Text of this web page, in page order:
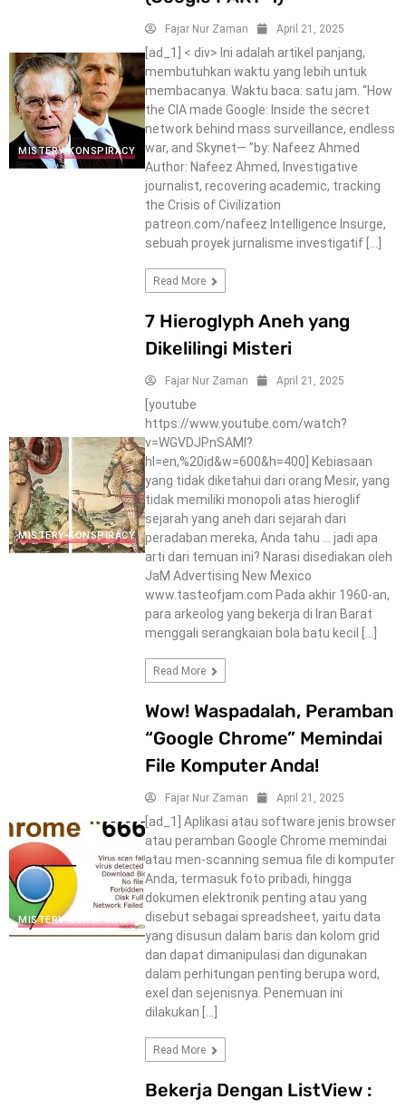
MISTERY-KONSPIRACY
Fajar Nur Zaman April 21, 2025
[ad_1] < div> Ini adalah artikel panjang,
membutuhkan waktu yang lebih untuk
membacanya. Waktu baca: satu jam. “How
the CIA made Google: Inside the secret
network behind mass surveillance, endless
war, and Skynet— ”by: Nafeez Ahmed
Author: Nafeez Ahmed, Investigative
journalist, recovering academic, tracking
the Crisis of Civilization
patreon.com/nafeez Intelligence Insurge,
sebuah proyek jurnalisme investigatif […]
Read More
MISTERY-KONSPIRACY
7 Hieroglyph Aneh yang
Dikelilingi Misteri
Fajar Nur Zaman April 21, 2025
[youtube
https://www.youtube.com/watch?
v=WGVDJPnSAMI?
hl=en,%20id&w=600&h=400] Kebiasaan
yang tidak diketahui dari orang Mesir, yang
tidak memiliki monopoli atas hieroglif
sejarah yang aneh dari sejarah dari
peradaban mereka, Anda tahu … jadi apa
arti dari temuan ini? Narasi disediakan oleh
JaM Advertising New Mexico
www.tasteofjam.com Pada akhir 1960-an,
para arkeolog yang bekerja di Iran Barat
menggali serangkaian bola batu kecil […]
Read More
MISTERY-KONSPIRACY
Wow! Waspadalah, Peramban
“Google Chrome” Memindai
File Komputer Anda!
Fajar Nur Zaman April 21, 2025
[ad_1] Aplikasi atau software jenis browser
atau peramban Google Chrome memindai
atau men-scanning semua file di komputer
Anda, termasuk foto pribadi, hingga
dokumen elektronik penting atau yang
disebut sebagai spreadsheet, yaitu data
yang disusun dalam baris dan kolom grid
dan dapat dimanipulasi dan digunakan
dalam perhitungan penting berupa word,
exel dan sejenisnya. Penemuan ini
dilakukan […]
Read More
Bekerja Dengan ListView :